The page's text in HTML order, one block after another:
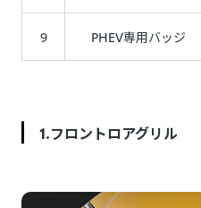
9 PHEV専用バッジ
1.フロントロアグリル